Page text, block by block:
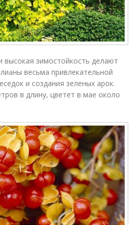
высокая зимостойкость делают
весьма привлекательной
и создания зеленых арок.
в длину, цветет в мае около